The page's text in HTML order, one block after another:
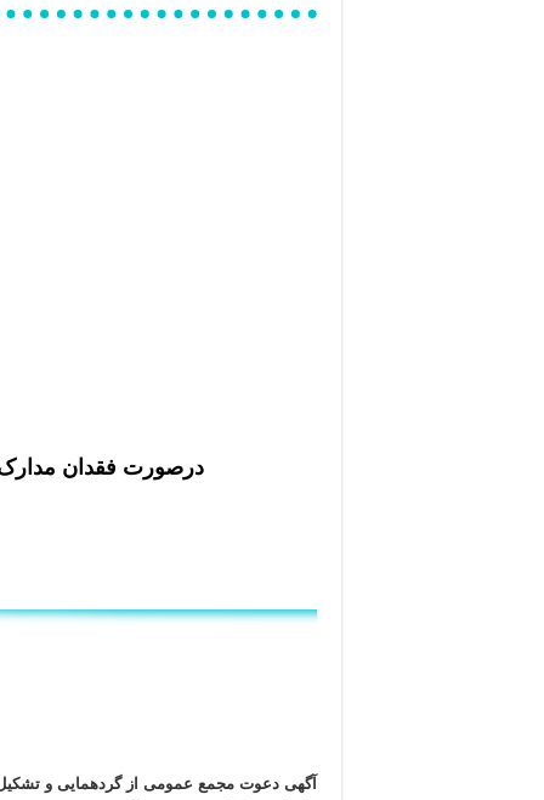
درصورت فقدان مدارک
آگهی دعوت مجمع عمومی از گردهمایی و